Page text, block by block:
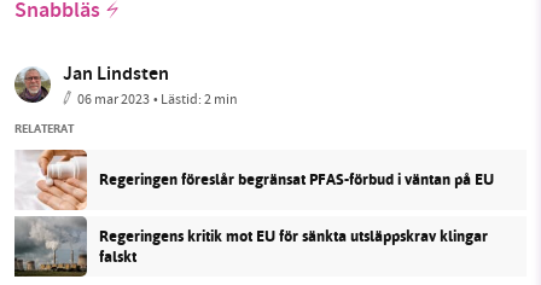
Snabbläs
Jan Lindsten
06 mar 2023• Lästid:2 min
RELATERAT
Regeringen föreslår begränsat PFAS-förbud i väntan på EU
Regeringens kritik mot EU för sänkta utsläppskrav klingar
falskt